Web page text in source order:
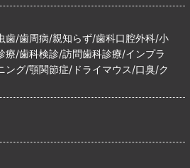
歯/歯周病/親知らず/歯科口腔外科/小
療/歯科検診/訪問歯科診療/インプラ
ング/顎関節症/ドライマウス/口臭/ク